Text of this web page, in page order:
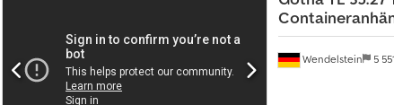
Wendelstein 5